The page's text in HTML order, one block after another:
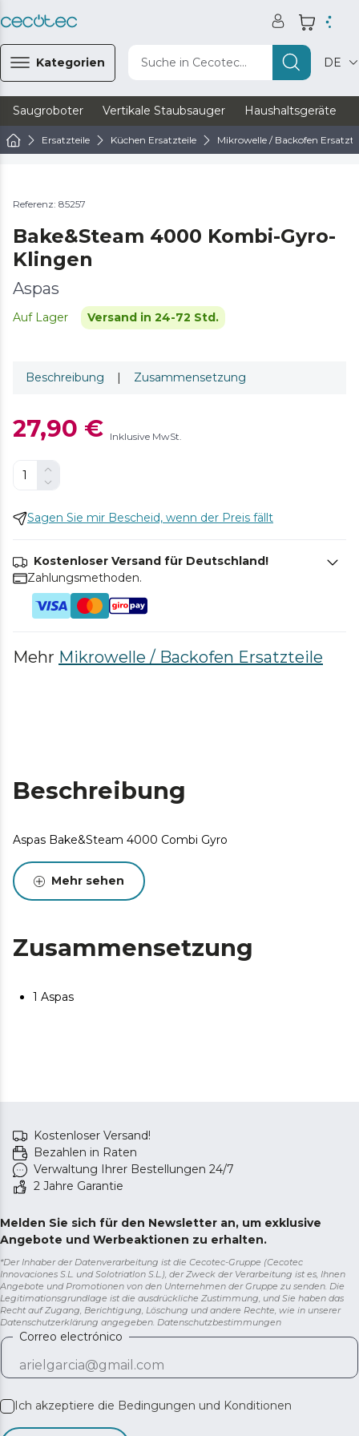
Kategorien Suche in Cecotec... DE
Saugroboter Vertikale Staubsauger Haushaltsgeräte
Ersatzteile Küchen Ersatzteile Mikrowelle / Backofen
Referenz: 85257
Bake&Steam 4000 Kombi-Gyro-
Klingen
Aspas
Auf Lager Versand in 24-72 Std.
Beschreibung | Zusammensetzung
27,90 € Inklusive MwSt.
Sagen Sie mir Bescheid, wenn der Preis fällt
Kostenloser Versand für Deutschland!
Zahlungsmethoden.
Mehr Mikrowelle / Backofen Ersatzteile
Beschreibung
Aspas Bake&Steam 4000 Combi Gyro
Mehr sehen
Zusammensetzung
1 Aspas
Kostenloser Versand!
Bezahlen in Raten
Verwaltung Ihrer Bestellungen 24/7
2 Jahre Garantie
Melden Sie sich für den Newsletter an, um exklusive
Angebote und Werbeaktionen zu erhalten.
*Der Inhaber der Datenverarbeitung ist die Cecotec-Gruppe (Cecotec
Innovaciones S.L. und Solotriatlon S.L.), der Zweck der Verarbeitung ist es, Ihnen
Angebote und Promotionen von den Unternehmen der Gruppe zu senden. Die
Legitimationsgrundlage ist die ausdrückliche Zustimmung, und Sie haben das
Recht auf Zugang, Berichtigung, Löschung und andere Rechte, wie in unserer
Datenschutzerklärung angegeben. Datenschutzbestimmungen
Correo electrónico
Ich akzeptiere die Bedingungen und Konditionen